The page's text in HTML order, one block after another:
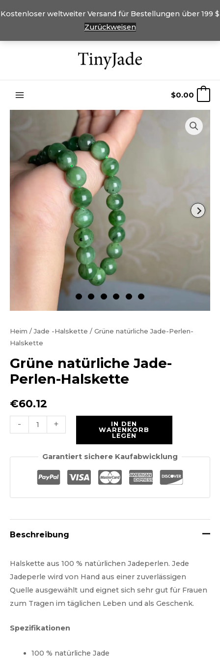
Kostenloser weltweiter Versand für Bestellungen über 199 $
Zurückweisen
$0.00
Heim /Jade -Halskette / Grüne natürliche Jade-Perlen-
Halskette
Grüne natürliche Jade-
Perlen-Halskette
€60.12
-
natürliche
Halskette
+
IN DEN
WARENKORB
LEGEN
Garantiert sichere Kaufabwicklung
Beschreibung
Halskette aus 100 % natürlichen Jadeperlen. Jede
Jadeperle wird von Hand aus einer zuverlässigen
Quelle ausgewählt und eignet sich sehr gut für Frauen
zum Tragen im täglichen Leben und als Geschenk.
Spezifikationen
100 % natürliche Jade